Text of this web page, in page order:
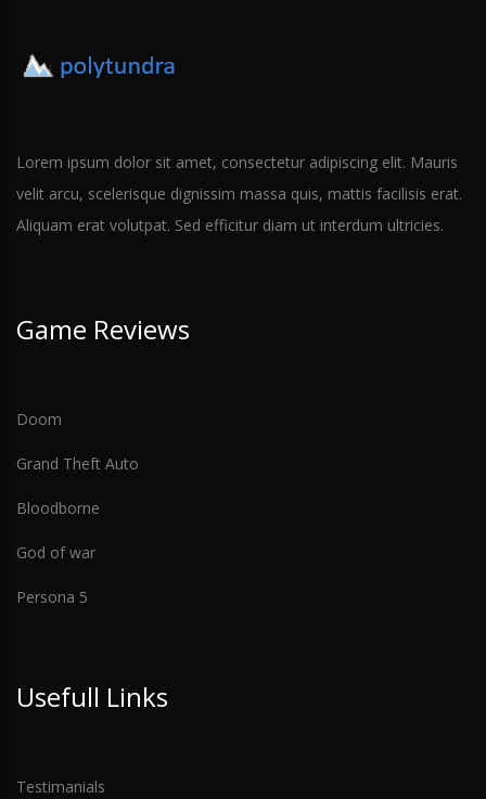
Lorem ipsum dolor sit amet, consectetur adipiscing elit. Mauris
velit arcu, scelerisque dignissim massa quis, mattis facilisis erat.
Aliquam erat volutpat. Sed efficitur diam ut interdum ultricies.
Game Reviews
Doom
Grand Theft Auto
Bloodborne
God of war
Persona 5
Usefull Links
Testimanials